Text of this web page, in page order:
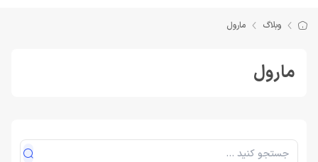
وبلاگ مارول
مارول